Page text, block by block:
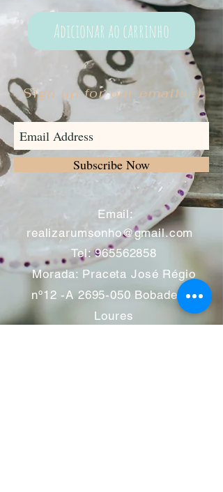
Adicionar ao carrinho
Sign up for our emails :)
Subscribe Now
Email:
realizarumsonho@gmail.com
Tel:965562858
Morada: Praceta José Régio
nº12 -A 2695-050 Bobadela -
Loures